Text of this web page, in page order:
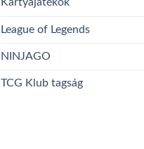
League of Legends
NINJAGO
TCG Klub tagság